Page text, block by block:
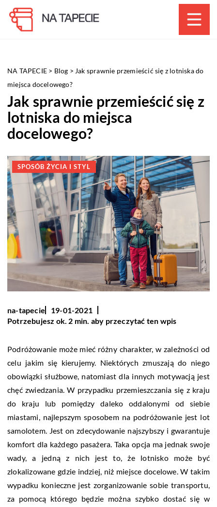
NA TAPECIE > Blog > Jak sprawnie przemieścić się z lotniska do
miejsca docelowego?
Jak sprawnie przemieścić się z
lotniska do miejsca
docelowego?
SPOSÓB ŻYCIA I STYL
na-tapecie
19-01-2021
Potrzebujesz ok. 2 min. aby przeczytać ten wpis
Podróżowanie może mieć różny charakter, w zależności od
celu jakim się kierujemy. Niektórych zmuszają do niego
obowiązki służbowe, natomiast dla innych motywacją jest
chęć zwiedzania. W przypadku przemieszczania się z kraju
do kraju lub pomiędzy daleko oddalonymi od siebie
miastami, najlepszym sposobem na podróżowanie jest lot
samolotem. Jest on zdecydowanie najszybszy i gwarantuje
komfort dla każdego pasażera. Taka opcja ma jednak swoje
wady, a jedną z nich jest to, że lotnisko może być
zlokalizowane gdzie indziej, niż miejsce docelowe. W takim
wypadku konieczne jest zorganizowanie sobie transportu,
za pomocą którego będzie można szybko dostać się w